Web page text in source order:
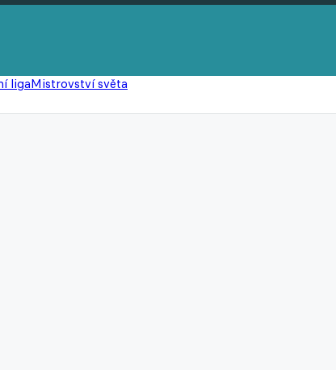
ligaMistrovství světa